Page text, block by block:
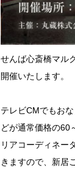
せんば心斎橋マル
開催いたします。
テレビCMでもお
どが通常価格の60
リアコーディネー
きますので、新居